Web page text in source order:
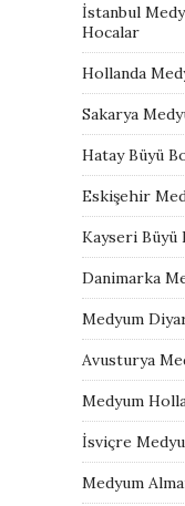
İstanbul
Hocalar
Hollanda
Sakarya
Hatay Büyü
Eskişehir
Kayseri Büyü
Danimarka
Medyum
Avusturya
Medyum
İsviçre
Medyum